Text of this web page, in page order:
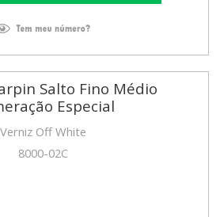
Salto Fino Médio
Especial
Verniz Off White
8000-02C